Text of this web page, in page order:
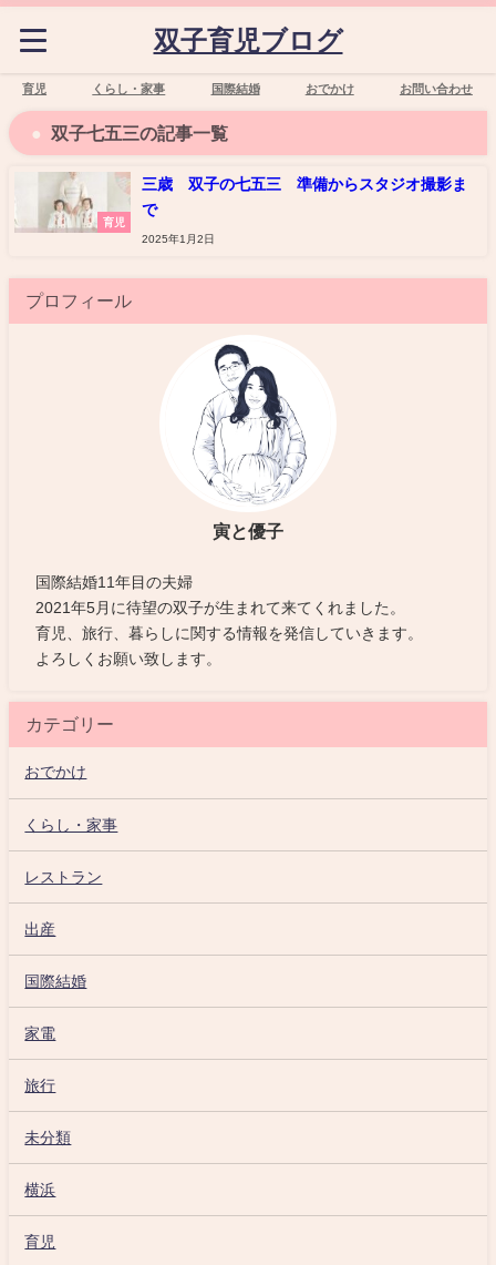
双子育児ブログ
育児 くらし・家事 国際結婚 おでかけ お問い合わせ
双子七五三の記事一覧
育児
三歳 双子の七五三 準備からスタジオ撮影ま
で
2025年1月2日
プロフィール
寅と優子
国際結婚11年目の夫婦
2021年5月に待望の双子が生まれて来てくれました。
育児、旅行、暮らしに関する情報を発信していきます。
よろしくお願い致します。
カテゴリー
おでかけ
くらし・家事
レストラン
出産
国際結婚
家電
旅行
未分類
横浜
育児